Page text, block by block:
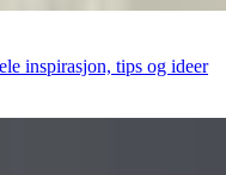
inspirasjon, tips og ideer